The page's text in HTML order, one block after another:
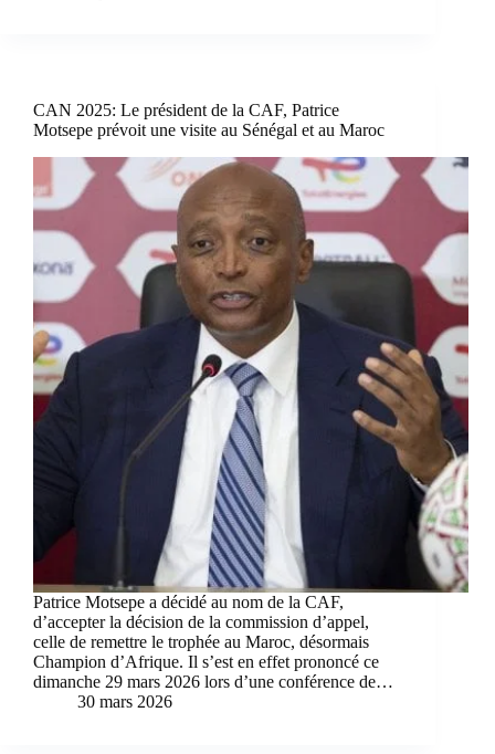
CAN 2025: Le président de la CAF, Patrice
Motsepe prévoit une visite au Sénégal et au Maroc
Patrice Motsepe a décidé au nom de la CAF,
d’accepter la décision de la commission d’appel,
celle de remettre le trophée au Maroc, désormais
Champion d’Afrique. Il s’est en effet prononcé ce
dimanche 29 mars 2026 lors d’une conférence de…
30 mars 2026